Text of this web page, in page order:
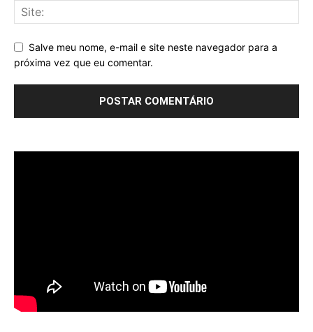
Salve meu nome, e-mail e site neste navegador para a
próxima vez que eu comentar.